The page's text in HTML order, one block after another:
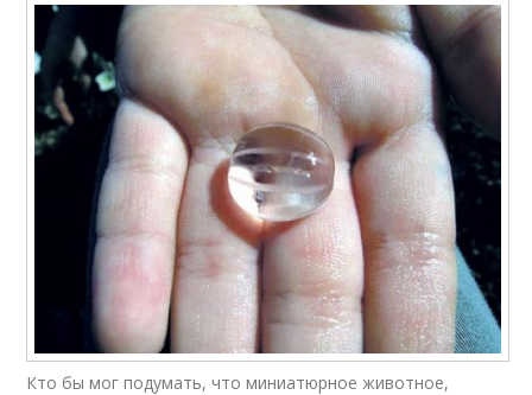
Кто бы мог подумать, что миниатюрное животное,